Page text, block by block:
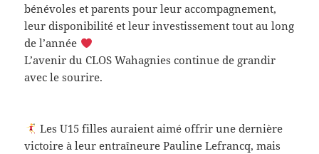
bénévoles et parents pour leur accompagnement,
leur disponibilité et leur investissement tout au long
de l’année
L’avenir du CLOS Wahagnies continue de grandir
avec le sourire.
Les U15 filles auraient aimé offrir une dernière
victoire à leur entraîneure Pauline Lefrancq, mais